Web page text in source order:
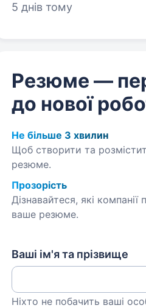
сировина, виробництво
5 днів тому
Резюме —
до нової
Не більше 3 хвилин
Щоб створити та
резюме.
Прозорість
Дізнавайтеся, які компанії
ваше резюме.
Ваші ім'я та прізвище
Ніхто не побачить ваші